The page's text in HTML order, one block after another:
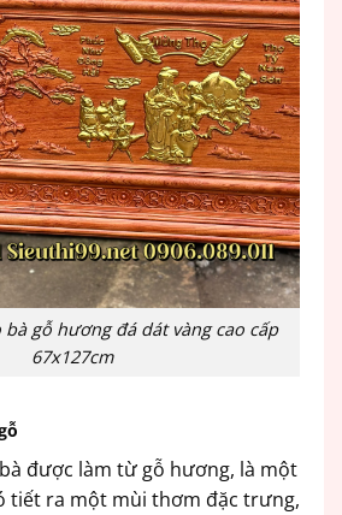
gỗ hương đá dát vàng cao cấp
67x127cm
được làm từ gỗ hương, là một
tiết ra một mùi thơm đặc trưng,